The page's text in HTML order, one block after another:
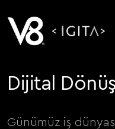
Dijital
Günümüz iş